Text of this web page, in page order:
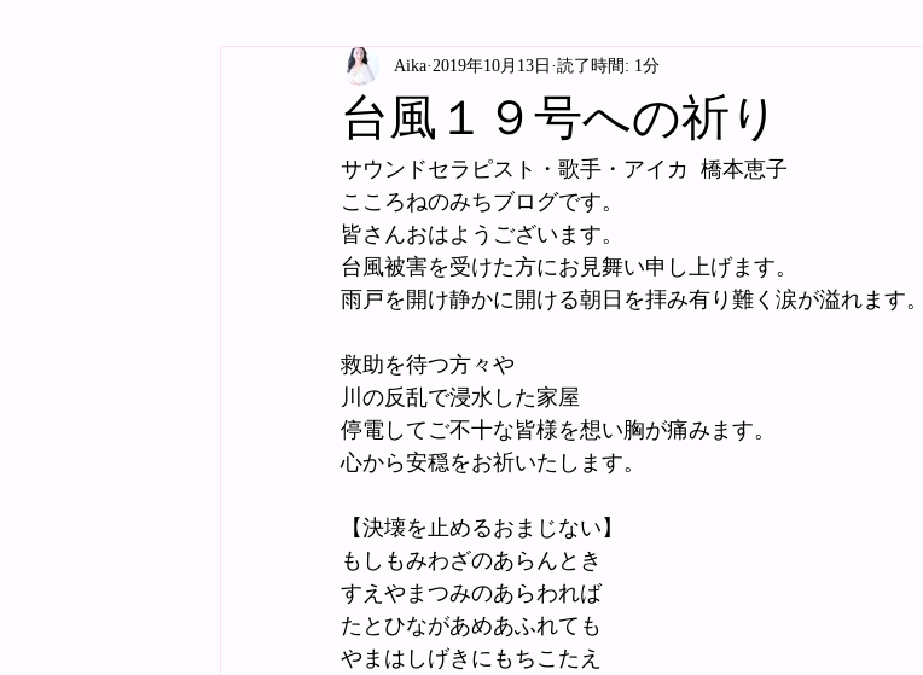
台風１９号への祈り
Aika 2019年10月13日 読了時間: 1分
サウンドセラピスト・歌手・アイカ  橋本恵子
こころねのみちブログです。
皆さんおはようございます。
台風被害を受けた方にお見舞い申し上げます。
雨戸を開け静かに開ける朝日を拝み有り難く涙が溢れます。
救助を待つ方々や
川の反乱で浸水した家屋
停電してご不十な皆様を想い胸が痛みます。
心から安穏をお祈いたします。
【決壊を止めるおまじない】
もしもみわざのあらんとき
すえやまつみのあらわれば
たとひながあめあふれても
やまはしげきにもちこたえ